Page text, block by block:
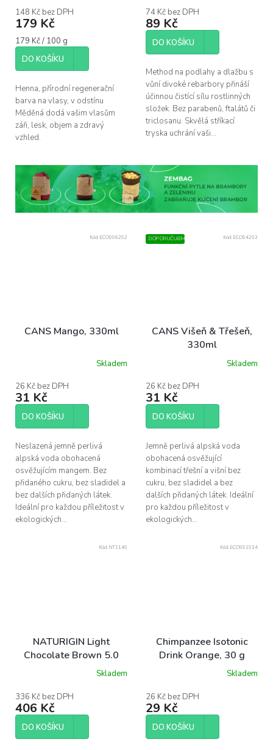
148 Kč bez DPH
179 Kč
Měrná
cena:
179 Kč / 100 g
DO KOŠÍKU
Henna, přírodní regenerační
barva na vlasy, v odstínu
Měděná dodá vašim vlasům
záři, lesk, objem a zdravý
vzhled.
produktu
je
4,9
5
74 Kč bez DPH
89 Kč
DO KOŠÍKU
Method na podlahy a dlažbu s
vůní divoké rebarbory přináší
účinnou čistící sílu rostlinných
složek. Bez parabenů, ftalátů či
triclosanu. Skvělá stříkací
tryska uchrání vaši...
CANS Mango, 330ml
Skladem
26 Kč bez DPH
31 Kč
DO KOŠÍKU
Neslazená jemně perlivá
alpská voda obohacená
osvěžujícím mangem. Bez
přidaného cukru, bez sladidel a
bez dalších přidaných látek.
Ideální pro každou příležitost v
ekologických...
Kód: ECO998292 DOPORUČUJEME
CANS Višeň & Třešeň,
330ml
produktu
je
3,0
5
Skladem
26 Kč bez DPH
31 Kč
DO KOŠÍKU
Jemně perlivá alpská voda
obohacená osvěžující
kombinací třešní a višní bez
cukru, bez sladidel a bez
dalších přidaných látek. Ideální
pro každou příležitost v
ekologických...
Kód: ECO94293
NATURIGIN Light
Chocolate Brown 5.0
Skladem
336 Kč bez DPH
406 Kč
DO KOŠÍKU
Kód: NT1146
Chimpanzee Isotonic
Drink Orange, 30 g
Skladem
26 Kč bez DPH
29 Kč
DO KOŠÍKU
Kód: ECO991934